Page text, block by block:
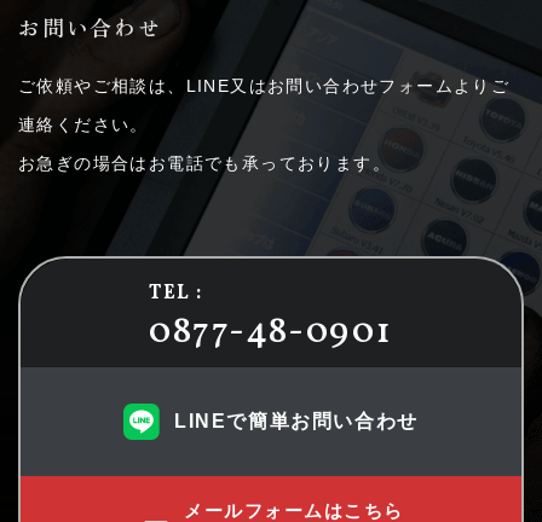
お問い合わせ
ご依頼やご相談は、LINE又はお問い合わせフォームよりご
連絡ください。
お急ぎの場合はお電話でも承っております。
TEL :
0877-48-0901
LINEで簡単お問い合わせ
メールフォームはこちら